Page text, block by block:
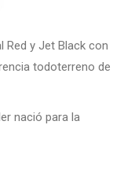
Red y Jet Black con
todoterreno de
nació para la